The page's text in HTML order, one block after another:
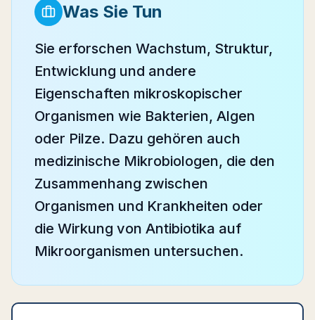
Was Sie Tun
Sie erforschen Wachstum, Struktur,
Entwicklung und andere
Eigenschaften mikroskopischer
Organismen wie Bakterien, Algen
oder Pilze. Dazu gehören auch
medizinische Mikrobiologen, die den
Zusammenhang zwischen
Organismen und Krankheiten oder
die Wirkung von Antibiotika auf
Mikroorganismen untersuchen.